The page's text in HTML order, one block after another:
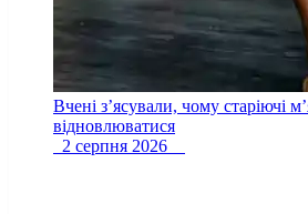
Вчені з’ясували, чому старіючі
відновлюватися
2 серпня 2026